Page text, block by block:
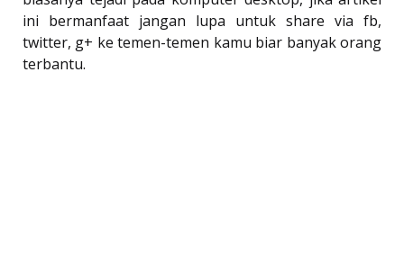
ini bermanfaat jangan lupa untuk share via fb,
twitter, g+ ke temen-temen kamu biar banyak orang
terbantu.